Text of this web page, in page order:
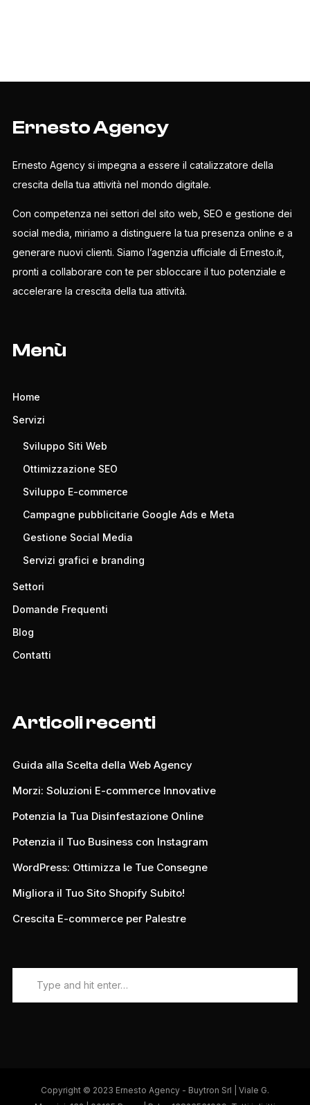
Ernesto Agency
Ernesto Agency si impegna a essere il catalizzatore della
crescita della tua attività nel mondo digitale.
Con competenza nei settori del sito web, SEO e gestione dei
social media, miriamo a distinguere la tua presenza online e a
generare nuovi clienti. Siamo l’agenzia ufficiale di Ernesto.it,
pronti a collaborare con te per sbloccare il tuo potenziale e
accelerare la crescita della tua attività.
Menù
Home
Servizi
Sviluppo Siti Web
Ottimizzazione SEO
Sviluppo E-commerce
Campagne pubblicitarie Google Ads e Meta
Gestione Social Media
Servizi grafici e branding
Settori
Domande Frequenti
Blog
Contatti
Articoli recenti
Guida alla Scelta della Web Agency
Morzi: Soluzioni E-commerce Innovative
Potenzia la Tua Disinfestazione Online
Potenzia il Tuo Business con Instagram
WordPress: Ottimizza le Tue Consegne
Migliora il Tuo Sito Shopify Subito!
Crescita E-commerce per Palestre
Copyright © 2023 Ernesto Agency - Buytron Srl | Viale G.